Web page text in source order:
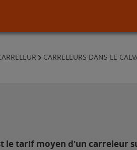
CARRELEURS DANS LE
le tarif moyen d'un carreleur